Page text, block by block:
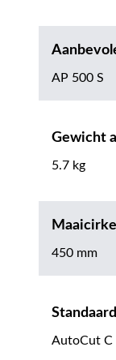
AP 500 S
Gewicht
5.7 kg
Maaicirkel
450 mm
AutoCut C